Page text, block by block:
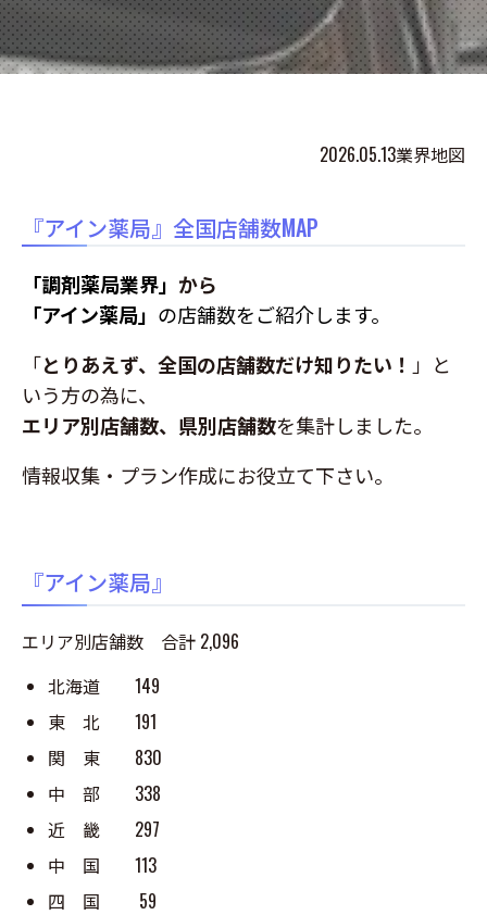
2026.05.13業界地図
『アイン薬局』全国店舗数MAP
「調剤薬局業界」 から
「アイン薬局」 の店舗数をご紹介します。
「とりあえず、全国の店舗数だけ知りたい！ 」と
いう方の為に、
エリア別店舗数、県別店舗数を集計しました。
情報収集・プラン作成にお役立て下さい。
『アイン薬局』
エリア別店舗数 合計 2,096
北海道 149
東 北 191
関 東 830
中 部 338
近 畿 297
中 国 113
四 国 59